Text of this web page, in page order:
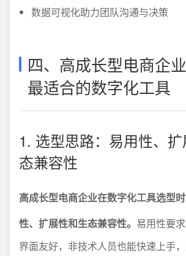
数据可视化助力团队沟通与决策
四、高成长型电商企
最适合的数字化工具
1. 选型思路：易用性、
态兼容性
高成长型电商企业在数字化工具选型
性、扩展性和生态兼容性。 易用性要
界面友好，非技术人员也能快速上手，